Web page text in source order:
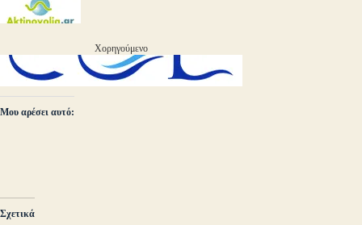
Χορηγούμενο
Μου αρέσει αυτό:
Σχετικά